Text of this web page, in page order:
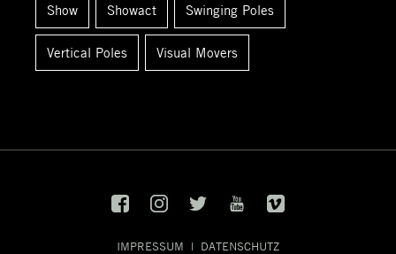
Show Showact Swinging Poles
Vertical Poles Visual Movers
IMPRESSUM | DATENSCHUTZ